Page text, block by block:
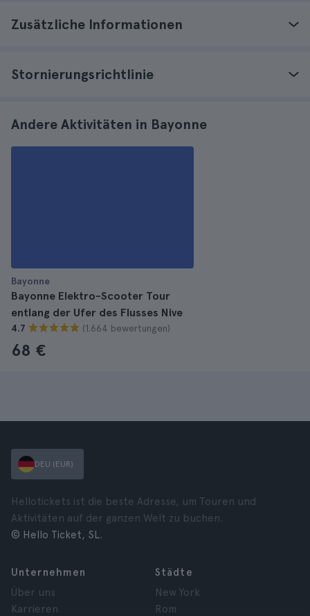
Zusätzliche Informationen
Stornierungsrichtlinie
Andere Aktivitäten in Bayonne
Bayonne
Bayonne Elektro-Scooter Tour
entlang der Ufer des Flusses Nive
4.7 (1.664 bewertungen)
68 €
DEU (EUR)
Hellotickets ist die beste Adresse, um Touren und
Aktivitäten auf der ganzen Welt zu buchen.
© Hello Ticket, SL.
Unternehmen
Über uns
Karrieren
Städte
New York
Rom